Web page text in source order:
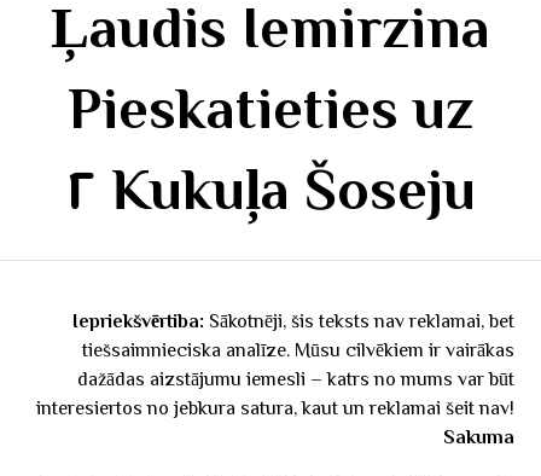
Ļaudis Iemirzina
Pieskatieties uz
Kukuļa Šoseju ٢
Iepriekšvērtiba: Sākotnēji, šis teksts nav reklamai, bet
tiešsaimnieciska analīze. Mūsu cilvēkiem ir vairākas
dažādas aizstājumu iemesli – katrs no mums var būt
interesiertos no jebkura satura, kaut un reklamai šeit nav!
Sakuma